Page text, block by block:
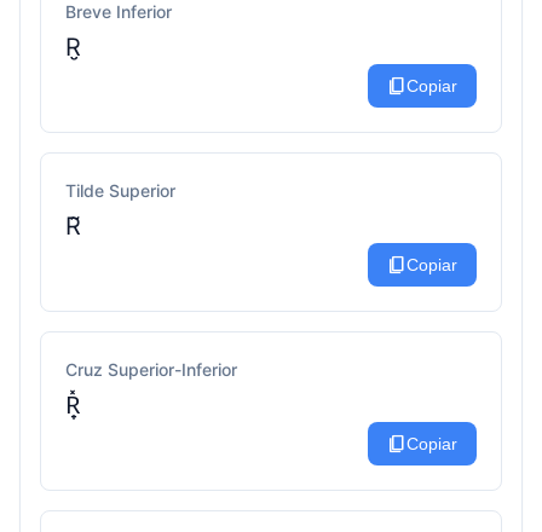
Breve Inferior
R̮
content_copyCopiar
Tilde Superior
R̃
content_copyCopiar
Cruz Superior-Inferior
R̟̽
content_copyCopiar